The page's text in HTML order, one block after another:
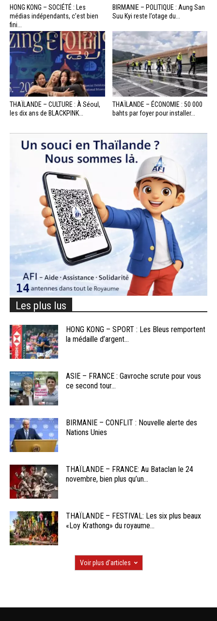
HONG KONG – SOCIÉTÉ : Les
médias indépendants, c’est bien
fini...
BIRMANIE – POLITIQUE : Aung San
Suu Kyi reste l’otage du...
THAÏLANDE – CULTURE : À Séoul,
les dix ans de BLACKPINK...
THAÏLANDE – ÉCONOMIE : 50 000
bahts par foyer pour installer...
Les plus lus
HONG KONG – SPORT : Les Bleus remportent
la médaille d’argent...
ASIE – FRANCE : Gavroche scrute pour vous
ce second tour...
BIRMANIE – CONFLIT : Nouvelle alerte des
Nations Unies
THAÏLANDE – FRANCE: Au Bataclan le 24
novembre, bien plus qu’un...
THAÏLANDE – FESTIVAL: Les six plus beaux
«Loy Krathong» du royaume...
Voir plus d'articles